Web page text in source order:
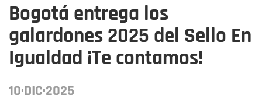
Bogotá entrega los
galardones 2025 del Sello En
Igualdad ¡Te contamos!
10·DIC·2025